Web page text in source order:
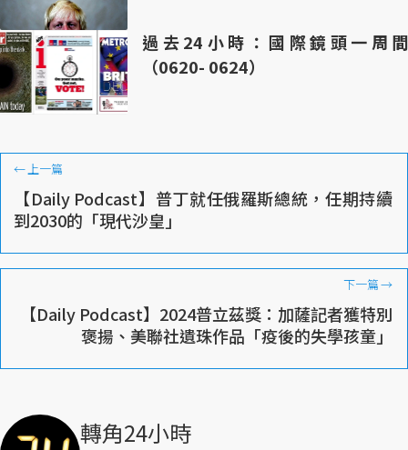
過去24小時：國際鏡頭一周間
（0620- 0624）
←上一篇
【Daily Podcast】普丁就任俄羅斯總統，任期持續
到2030的「現代沙皇」
下一篇→
【Daily Podcast】2024普立茲獎：加薩記者獲特別
褒揚、美聯社遺珠作品「疫後的失學孩童」
轉角24小時